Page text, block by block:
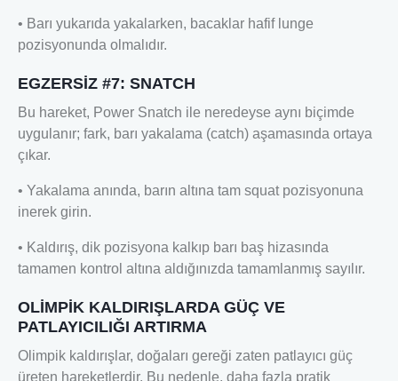
• Barı yukarıda yakalarken, bacaklar hafif lunge
pozisyonunda olmalıdır.
EGZERSİZ #7: SNATCH
Bu hareket, Power Snatch ile neredeyse aynı biçimde
uygulanır; fark, barı yakalama (catch) aşamasında ortaya
çıkar.
• Yakalama anında, barın altına tam squat pozisyonuna
inerek girin.
• Kaldırış, dik pozisyona kalkıp barı baş hizasında
tamamen kontrol altına aldığınızda tamamlanmış sayılır.
OLİMPİK KALDIRIŞLARDA GÜÇ VE
PATLAYICILIĞI ARTIRMA
Olimpik kaldırışlar, doğaları gereği zaten patlayıcı güç
üreten hareketlerdir. Bu nedenle, daha fazla pratik